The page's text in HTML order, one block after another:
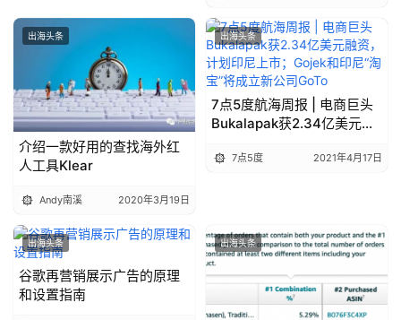
出海头条
介绍一款好用的查找海外红
人工具Klear
Andy南溪 2020年3月19日
出海头条
7点5度航海周报 | 电商巨头
Bukalapak获2.34亿美元融
印尼“淘宝”将成立新公司
7点5度 2021年4月17日
出海头条
谷歌再营销展示广告的原理
和设置指南
出海头条